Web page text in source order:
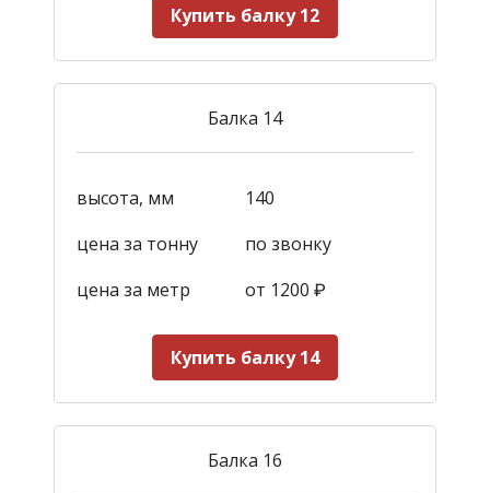
Купить балку 12
Балка 14
высота, мм
140
цена за тонну
по звонку
цена за метр
от 1200 ₽
Купить балку 14
Балка 16